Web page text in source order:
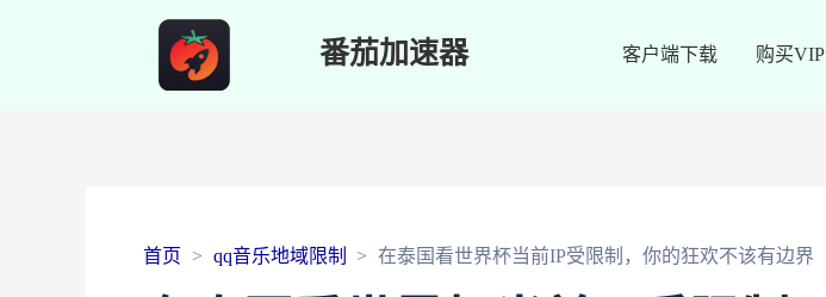
番茄加速器 客户端下载 购买VIP
首页 qq音乐地域限制 在泰国看世界杯当前IP受限制，你的狂欢不该有边界